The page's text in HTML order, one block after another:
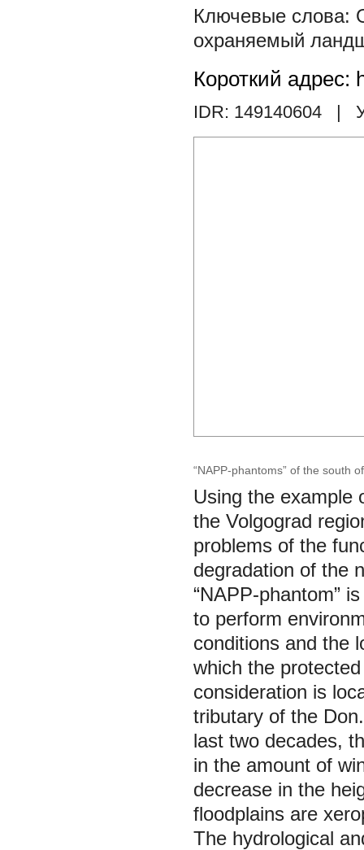
охраняемый
Короткий адрес:
IDR: 149140604 |
“NAPP-phantoms” of the south
Using the example
the Volgograd
problems of the
degradation of the
“NAPP-phantom”
to perform
conditions and the
which the
consideration is
tributary of the
last two decades,
in the amount of
decrease in the
floodplains are
The hydrological